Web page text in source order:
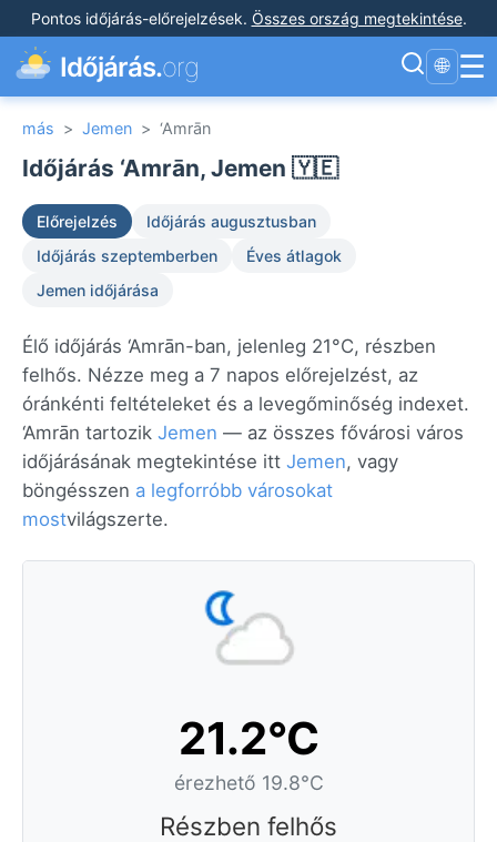
Pontos időjárás-előrejelzések. Összes ország megtekintése.
Időjárás.org 🌐 ☰
más > Jemen > ‘Amrān
Időjárás ‘Amrān, Jemen 🇾🇪
Előrejelzés
Időjárás augusztusban
Időjárás szeptemberben
Éves átlagok
Jemen időjárása
Élő időjárás ‘Amrān-ban, jelenleg 21°C, részben
felhős. Nézze meg a 7 napos előrejelzést, az
óránkénti feltételeket és a levegőminőség indexet.
‘Amrān tartozik Jemen — az összes fővárosi város
időjárásának megtekintése itt Jemen, vagy
böngésszen a legforróbb városokat
mostvilágszerte.
21.2°C
érezhető 19.8°C
Részben felhős